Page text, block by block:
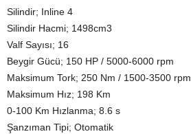
Silindir; Inline 4
Silindir Hacmi; 1498cm3
Valf Sayısı; 16
Beygir Gücü; 150 HP / 5000-6000 rpm
Maksimum Tork; 250 Nm / 1500-3500 rpm
Maksimum Hız; 198 Km
0-100 Km Hızlanma; 8.6 s
Şanzıman Tipi; Otomatik